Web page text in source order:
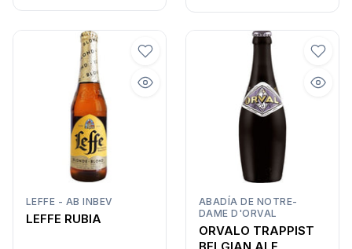
LEFFE - AB INBEV
LEFFE RUBIA
ABADÍA DE NOTRE-
DAME D'ORVAL
ORVALO TRAPPIST